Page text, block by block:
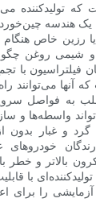
یک هندسه
رزین خاص هنگام
شیمی روغن
فیلتراسیون با
آنها می‌توانند
به فواصل
واسطه‌ها و
گرد و غبار
بالاتر و خطر
با
را برای